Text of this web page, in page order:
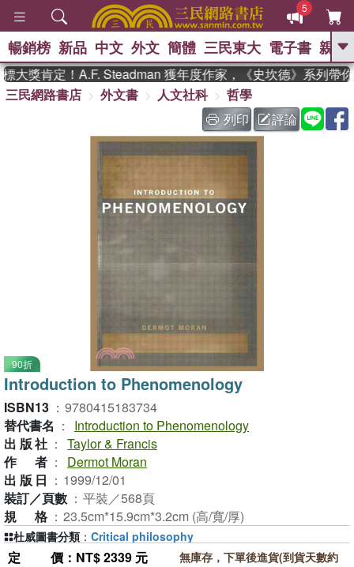
5
GO
熱搜： 東野圭吾 、
The Odyssey 、 父親節 、 如果歷
史是一群喵 、 暑期推薦 、 國際布克
獎 臺灣漫遊錄 、 方念華
登輝時代 、
偉大的迷走神經
暢銷榜 新品 中文 外文 簡體 三民東大 電子書 親子
獎肯定！A.F. Steadman 獲年度作家，《史坎德》系列帶你
三民網路書店
外文書 人文社科
哲學
列印
評論
90折
Introduction to Phenomenology
ISBN13 ： 9780415183734
替代書名 ：
Introduction to Phenomenology
出版社 ： Taylor & Francis
作者 ：
Dermot Moran
出版日 ： 1999/12/01
裝訂／頁數 ： 平裝／568頁
規格 ： 23.5cm*15.9cm*3.2cm (高/寬/厚)
定價 ：NT$ 2339 元
無庫存，下單後進貨(到貨天數約
杜威圖書分類 ： Critical philosophy